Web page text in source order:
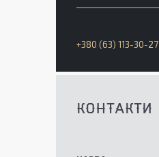
+380 (63) 113-30-27
КОНТАКТИ